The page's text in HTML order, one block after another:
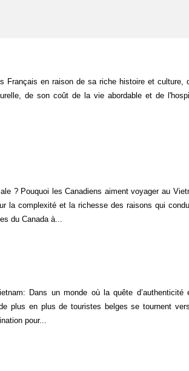
Français en raison de sa riche histoire et culture,
de son coût de la vie abordable et de
? Pouquoi les Canadiens aiment voyager au
la complexité et la richesse des raisons qui
du Canada à...
Dans un monde où la quête d’authenticité
plus en plus de touristes belges se tournent
pour...